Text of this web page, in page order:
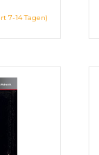
7-14 Tagen)